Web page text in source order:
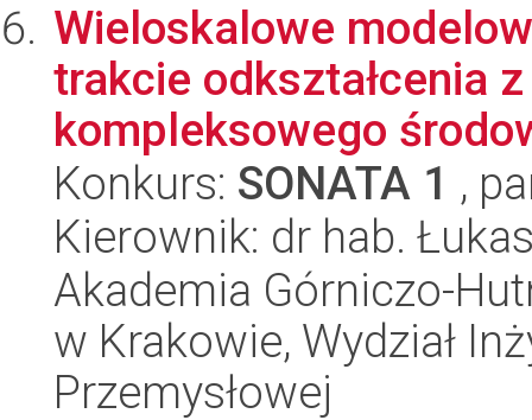
Wieloskalowe
trakcie odkształcenia
kompleksowego
Konkurs: SONATA 1 ,
Kierownik: dr hab.
Akademia Górniczo-
w Krakowie, Wydział
Przemysłowej